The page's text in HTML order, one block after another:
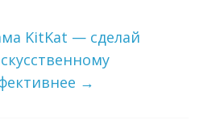
KitKat — сделай
→